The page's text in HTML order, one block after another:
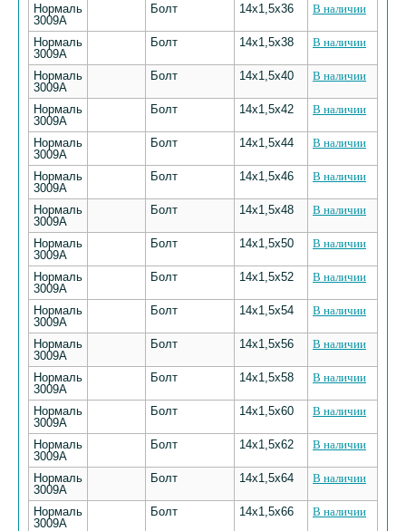
Нормаль
3009А
Болт 14х1,5х36 В наличии
Нормаль
3009А
Болт 14х1,5х38 В наличии
Нормаль
3009А
Болт 14х1,5х40 В наличии
Нормаль
3009А
Болт 14х1,5х42 В наличии
Нормаль
3009А
Болт 14х1,5х44 В наличии
Нормаль
3009А
Болт 14х1,5х46 В наличии
Нормаль
3009А
Болт 14х1,5х48 В наличии
Нормаль
3009А
Болт 14х1,5х50 В наличии
Нормаль
3009А
Болт 14х1,5х52 В наличии
Нормаль
3009А
Болт 14х1,5х54 В наличии
Нормаль
3009А
Болт 14х1,5х56 В наличии
Нормаль
3009А
Болт 14х1,5х58 В наличии
Нормаль
3009А
Болт 14х1,5х60 В наличии
Нормаль
3009А
Болт 14х1,5х62 В наличии
Нормаль
3009А
Болт 14х1,5х64 В наличии
Нормаль
3009А
Болт 14х1,5х66 В наличии